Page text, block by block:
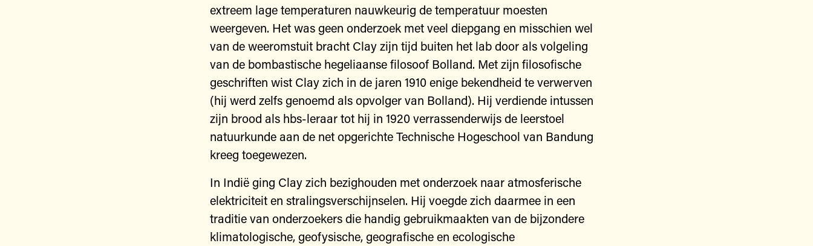
extreem lage temperaturen nauwkeurig de temperatuur moesten
weergeven. Het was geen onderzoek met veel diepgang en misschien wel
van de weeromstuit bracht Clay zijn tijd buiten het lab door als volgeling
van de bombastische hegeliaanse filosoof Bolland. Met zijn filosofische
geschriften wist Clay zich in de jaren 1910 enige bekendheid te verwerven
(hij werd zelfs genoemd als opvolger van Bolland). Hij verdiende intussen
zijn brood als hbs-leraar tot hij in 1920 verrassenderwijs de leerstoel
natuurkunde aan de net opgerichte Technische Hogeschool van Bandung
kreeg toegewezen.
In Indië ging Clay zich bezighouden met onderzoek naar atmosferische
elektriciteit en stralingsverschijnselen. Hij voegde zich daarmee in een
traditie van onderzoekers die handig gebruikmaakten van de bijzondere
klimatologische, geofysische, geografische en ecologische